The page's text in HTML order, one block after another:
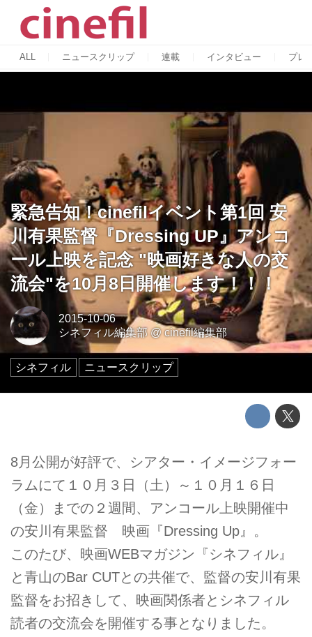
ALL ニュースクリップ 連載 インタビュー プレ
緊急告知！cinefilイベント第1回 安
川有果監督『Dressing UP』アンコ
ール上映を記念 "映画好きな人の交
流会"を10月8日開催します！！！
2015-10-06
シネフィル編集部@cinefil編集部
シネフィル ニュースクリップ
8月公開が好評で、シアター・イメージフォー
ラムにて１０月３日（土）～１０月１６日
（金）までの２週間、アンコール上映開催中
の安川有果監督 映画『Dressing Up』。
このたび、映画WEBマガジン『シネフィル』
と青山のBar CUTとの共催で、監督の安川有果
監督をお招きして、映画関係者とシネフィル
読者の交流会を開催する事となりました。